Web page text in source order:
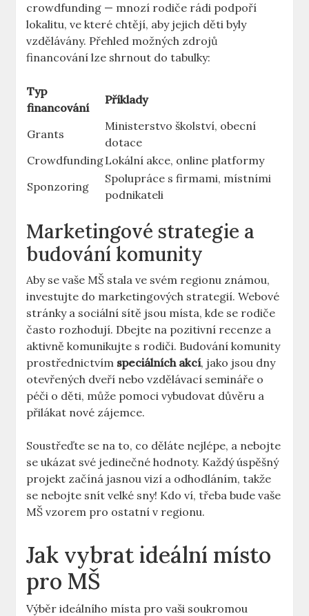
crowdfunding — mnozí rodiče rádi podpoří
lokalitu, ve které chtějí, aby jejich děti byly
vzdělávány. Přehled možných zdrojů
financování lze shrnout do tabulky:
Typ
financování
Příklady
Grants
Ministerstvo školství, obecní
dotace
CrowdfundingLokální akce, online platformy
Sponzoring
Spolupráce s firmami, místními
podnikateli
Marketingové strategie a
budování komunity
Aby se vaše MŠ stala ve svém regionu známou,
investujte do marketingových strategií. Webové
stránky a sociální sítě jsou místa, kde se rodiče
často rozhodují. Dbejte na pozitivní recenze a
aktivně komunikujte s rodiči. Budování komunity
prostřednictvím speciálních akcí, jako jsou dny
otevřených dveří nebo vzdělávací semináře o
péči o děti, může pomoci vybudovat důvěru a
přilákat nové zájemce.
Soustřeďte se na to, co děláte nejlépe, a nebojte
se ukázat své jedinečné hodnoty. Každý úspěšný
projekt začíná jasnou vizí a odhodláním, takže
se nebojte snít velké sny! Kdo ví, třeba bude vaše
MŠ vzorem pro ostatní v regionu.
Jak vybrat ideální místo
pro MŠ
Výběr ideálního místa pro vaši soukromou